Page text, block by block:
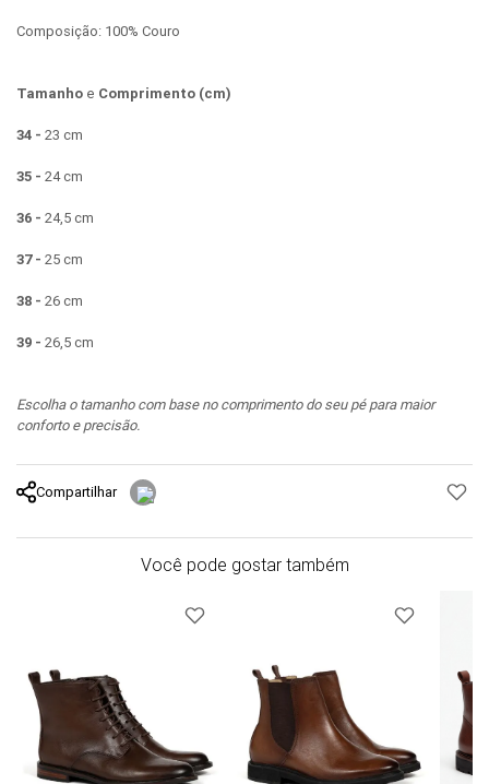
Composição: 100% Couro
Tamanho e Comprimento (cm)
34 - 23 cm
35 - 24 cm
36 - 24,5 cm
37 - 25 cm
38 - 26 cm
39 - 26,5 cm
Escolha o tamanho com base no comprimento do seu pé para maior
conforto e precisão.
Compartilhar
Você pode gostar também